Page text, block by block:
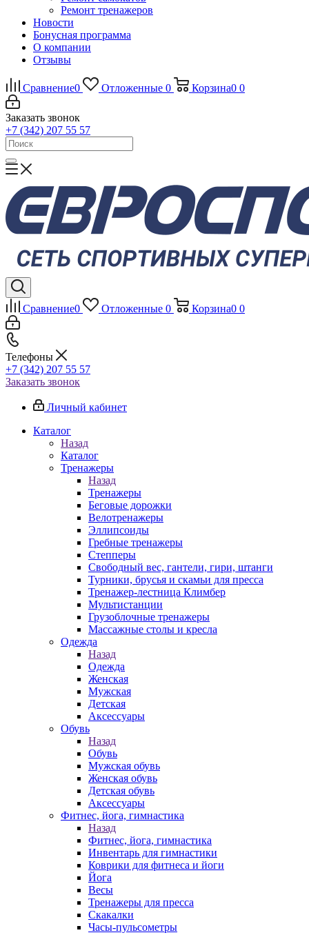
Ремонт тренажеров
Новости
Бонусная программа
О компании
Отзывы
Сравнение0 Отложенные 0 Корзина0 0
Заказать звонок
+7 (342) 207 55 57
Сравнение0 Отложенные 0 Корзина0 0
Телефоны
+7 (342) 207 55 57
Заказать звонок
Личный кабинет
Каталог
Назад
Каталог
Тренажеры
Назад
Тренажеры
Беговые дорожки
Велотренажеры
Эллипсоиды
Гребные тренажеры
Степперы
Свободный вес, гантели, гири, штанги
Турники, брусья и скамьи для пресса
Тренажер-лестница Климбер
Мультистанции
Грузоблочные тренажеры
Массажные столы и кресла
Одежда
Назад
Одежда
Женская
Мужская
Детская
Аксессуары
Обувь
Назад
Обувь
Мужская обувь
Женская обувь
Детская обувь
Аксессуары
Фитнес, йога, гимнастика
Назад
Фитнес, йога, гимнастика
Инвентарь для гимнастики
Коврики для фитнеса и йоги
Йога
Весы
Тренажеры для пресса
Скакалки
Часы-пульсометры